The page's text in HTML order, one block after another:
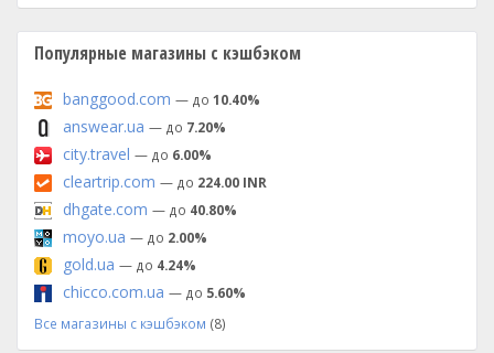
Популярные магазины с кэшбэком
banggood.com — до 10.40%
answear.ua — до 7.20%
city.travel — до 6.00%
cleartrip.com — до 224.00 INR
dhgate.com — до 40.80%
moyo.ua — до 2.00%
gold.ua — до 4.24%
chicco.com.ua — до 5.60%
Все магазины с кэшбэком (8)